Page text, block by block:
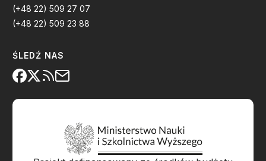
(+48 22) 509 27 07
(+48 22) 509 23 88
ŚLEDŹ NAS